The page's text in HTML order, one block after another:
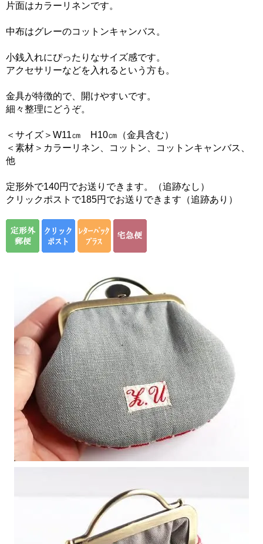
片面はカラーリネンです。
中布はグレーのコットンキャンバス。
小銭入れにぴったりなサイズ感です。
アクセサリーなどを入れるという方も。
金具が特徴的で、開けやすいです。
細々整理にどうぞ。
＜サイズ＞W11㎝ H10㎝（金具含む）
＜素材＞カラーリネン、コットン、コットンキャンバス、
他
定形外で140円でお送りできます。（追跡なし）
クリックポストで185円でお送りできます（追跡あり）